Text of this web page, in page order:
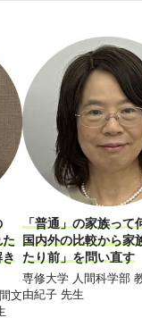
き
文
「普通」の家族っ
国内外の比較から家
たり前」を問い直す
専修大学 人間科学部
由紀子 先生